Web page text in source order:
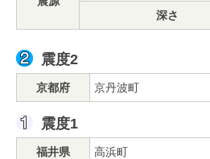
深さ
震度2
京都府 京丹波町
震度1
福井県 高浜町